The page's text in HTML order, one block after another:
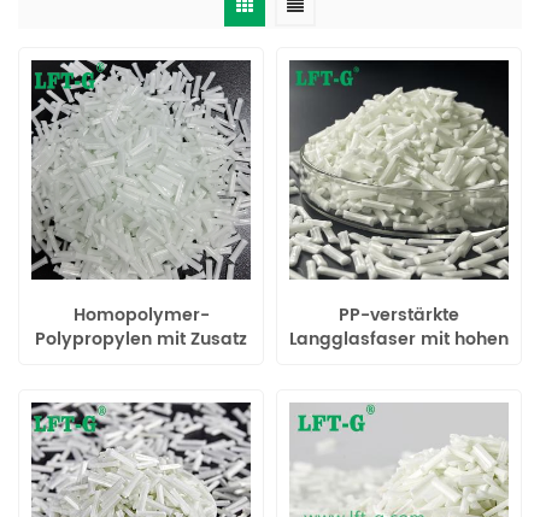
Homopolymer-
Polypropylen mit Zusatz
Festigkeit
PP-verstärkte
Langglasfaser mit hohen